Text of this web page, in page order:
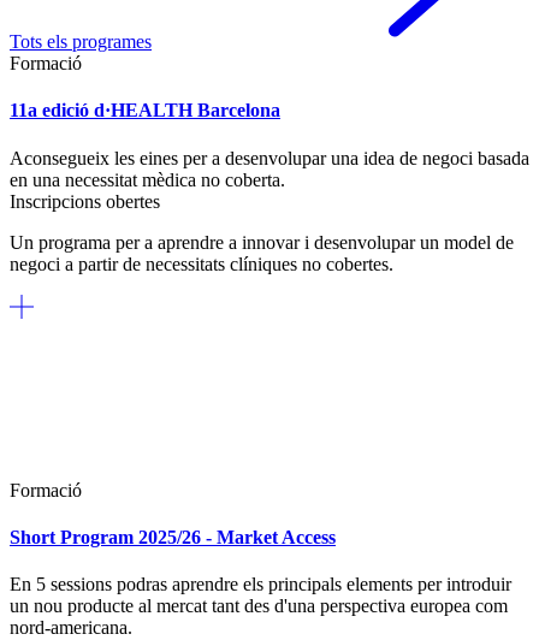
Tots els programes
Formació
11a edició d·HEALTH Barcelona
Aconsegueix les eines per a desenvolupar una idea de negoci basada
en una necessitat mèdica no coberta.
Inscripcions obertes
Un programa per a aprendre a innovar i desenvolupar un model de
negoci a partir de necessitats clíniques no cobertes.
Formació
Short Program 2025/26 - Market Access
En 5 sessions podras aprendre els principals elements per introduir
un nou producte al mercat tant des d'una perspectiva europea com
nord-americana.